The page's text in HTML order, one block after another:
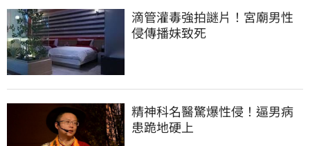
滴管灌毒強拍謎片！宮廟男性
侵傳播妹致死
精神科名醫驚爆性侵！逼男病
患跪地硬上